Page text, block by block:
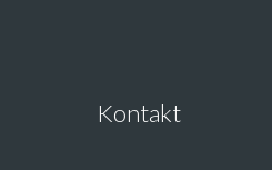
Kontakt